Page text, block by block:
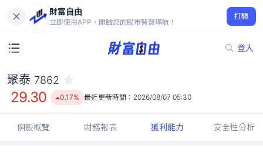
財富自由
立即使用APP，開啟您的股市智慧導航！
打開
登入
29.30
0.17%
聚泰 7862
29.30 0.17% 最近更新時間： 2026/08/07 05:30
個股概覽 財務報表 獲利能力 安全性分析